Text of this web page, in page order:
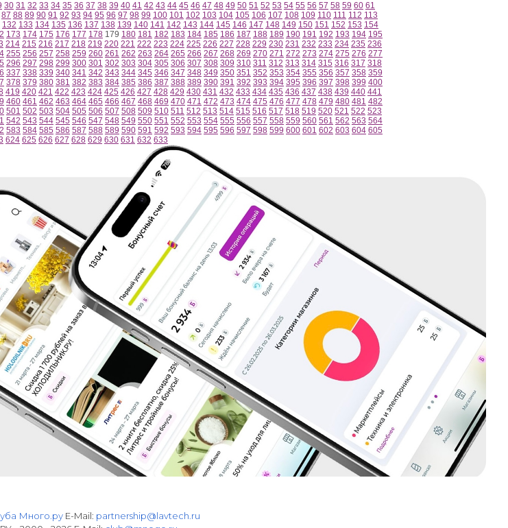
30 31 32 33 34 35 36 37 38 39 40 41 42 43 44 45 46 47 48 49 50 51 52 53 54 55 56 57 58 59 60 61
87 88 89 90 91 92 93 94 95 96 97 98 99 100 101 102 103 104 105 106 107 108 109 110 111 112 113
132 133 134 135 136 137 138 139 140 141 142 143 144 145 146 147 148 149 150 151 152 153 154
173 174 175 176 177 178 179 180 181 182 183 184 185 186 187 188 189 190 191 192 193 194 195
214 215 216 217 218 219 220 221 222 223 224 225 226 227 228 229 230 231 232 233 234 235 236
255 256 257 258 259 260 261 262 263 264 265 266 267 268 269 270 271 272 273 274 275 276 277
296 297 298 299 300 301 302 303 304 305 306 307 308 309 310 311 312 313 314 315 316 317 318
337 338 339 340 341 342 343 344 345 346 347 348 349 350 351 352 353 354 355 356 357 358 359
378 379 380 381 382 383 384 385 386 387 388 389 390 391 392 393 394 395 396 397 398 399 400
419 420 421 422 423 424 425 426 427 428 429 430 431 432 433 434 435 436 437 438 439 440 441
460 461 462 463 464 465 466 467 468 469 470 471 472 473 474 475 476 477 478 479 480 481 482
501 502 503 504 505 506 507 508 509 510 511 512 513 514 515 516 517 518 519 520 521 522 523
542 543 544 545 546 547 548 549 550 551 552 553 554 555 556 557 558 559 560 561 562 563 564
583 584 585 586 587 588 589 590 591 592 593 594 595 596 597 598 599 600 601 602 603 604 605
624 625 626 627 628 629 630 631 632 633
Много.руE-Mail: partnership@lavtech.ru